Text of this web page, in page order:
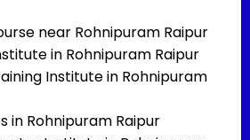
near Rohnipuram Raipur
in Rohnipuram Raipur
Institute in Rohnipuram
in Rohnipuram Raipur